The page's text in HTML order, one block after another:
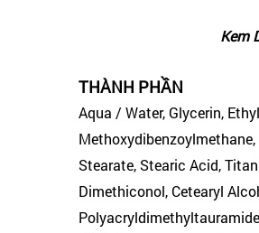
Kem
THÀNH PHẦN
Aqua / Water, Glycerin,
Stearate, Stearic Acid,
Dimethiconol, Cetearyl